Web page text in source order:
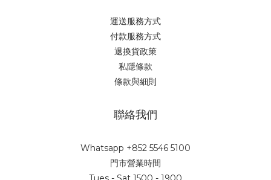
運送服務方式
付款服務方式
退換貨政策
私隱條款
條款與細則
聯絡我們
Whatsapp +852 5546 5100
門市營業時間